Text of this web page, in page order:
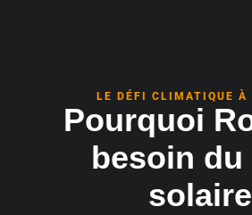
LE DÉFI CLIMATIQUE À
Pourquoi
besoin du
solaire